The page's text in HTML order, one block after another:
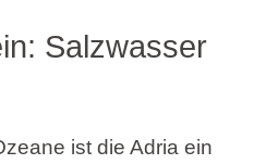
Salzwasser
ist die Adria ein